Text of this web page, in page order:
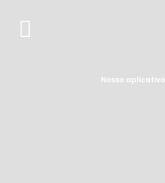
Nosso aplicativo